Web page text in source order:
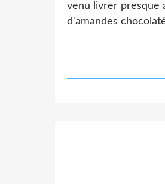
venu livrer presque
d'amandes